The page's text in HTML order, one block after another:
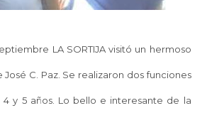
LA SORTIJA visitó un hermoso
C. Paz. Se realizaron dos funciones
4 y 5 años. Lo bello e interesante de la